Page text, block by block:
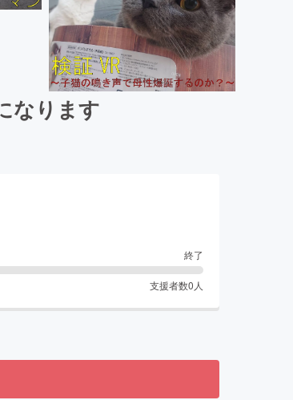
なります
終了
支援者数0 人